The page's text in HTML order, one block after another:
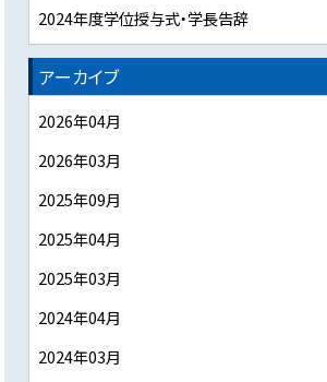
2024年度学位授与式・学長告辞
アーカイブ
2026年04月
2026年03月
2025年09月
2025年04月
2025年03月
2024年04月
2024年03月